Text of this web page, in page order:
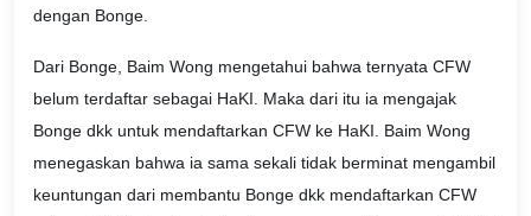
dengan Bonge.
Dari Bonge, Baim Wong mengetahui bahwa ternyata CFW
belum terdaftar sebagai HaKI. Maka dari itu ia mengajak
Bonge dkk untuk mendaftarkan CFW ke HaKI. Baim Wong
menegaskan bahwa ia sama sekali tidak berminat mengambil
keuntungan dari membantu Bonge dkk mendaftarkan CFW